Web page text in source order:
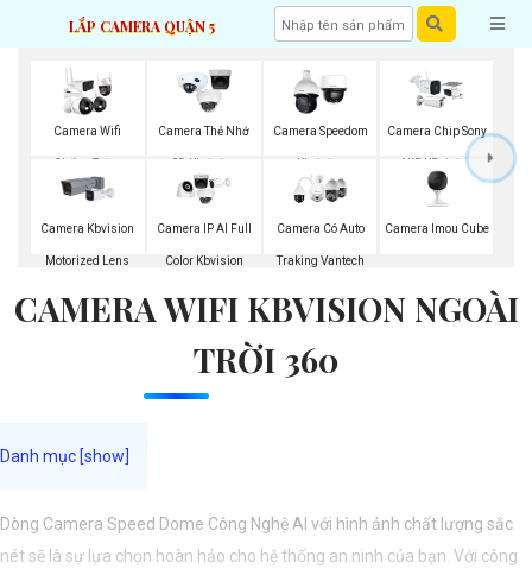
LẮP CAMERA QUẬN 5
Camera Wifi
Chống Trộm
Kbvision
Camera Thẻ Nhớ
SD Kbvision
Camera Speedom
Kbvision
Camera Chip Sony
NIR KBvision
Camera Kbvision
Motorized Lens
Camera IP AI Full
Color Kbvision
Camera Có Auto
Traking Vantech
Camera Imou Cube
CAMERA WIFI KBVISION NGOÀI
TRỜI 360
Dòng Camera Speed Dome Công Nghệ AI với hình ảnh chất lượng sắc
nét sẽ là sự lựa chọn hoàn hảo cho hệ thống an ninh của bạn. Với công